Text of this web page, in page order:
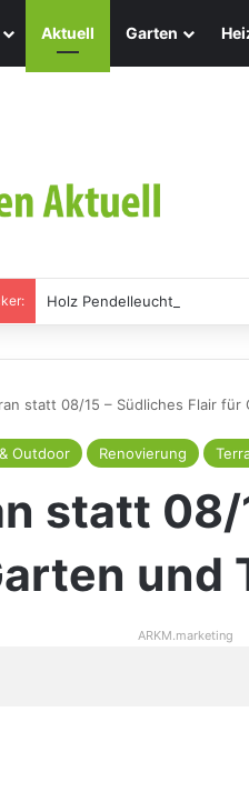
Aktuell Garten
Holz Pendelleuchten:
statt 08/15 – Südliches Flair für
Outdoor Renovierung
statt 08/
und
ARKM.marketing